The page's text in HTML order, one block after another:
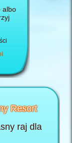
albo
Resort
raj dla